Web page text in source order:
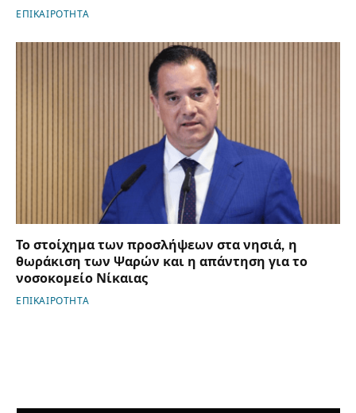
ΕΠΙΚΑΙΡΟΤΗΤΑ
Το στοίχημα των προσλήψεων στα νησιά, η
θωράκιση των Ψαρών και η απάντηση για το
νοσοκομείο Νίκαιας
ΕΠΙΚΑΙΡΟΤΗΤΑ